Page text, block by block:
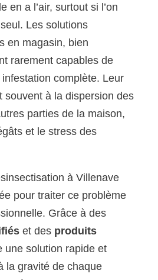
en a l’air, surtout si l’on
Les solutions
en magasin, bien
rarement capables de
infestation complète. Leur
souvent à la dispersion des
parties de la maison,
et le stress des
à Villenave
pour traiter ce problème
Grâce à des
et des produits
une solution rapide et
la gravité de chaque